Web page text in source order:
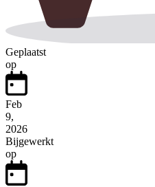
Geplaatst
op
Feb
9,
2026
Bijgewerkt
op